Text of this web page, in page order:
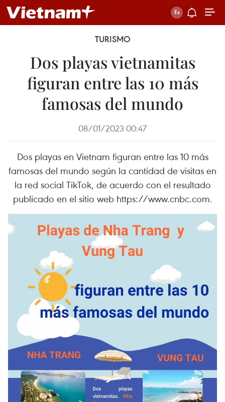
TURISMO
Dos playas vietnamitas
figuran entre las 10 más
famosas del mundo
08/01/2023 00:47
Dos playas en Vietnam figuran entre las 10 más
famosas del mundo según la cantidad de visitas en
la red social TikTok, de acuerdo con el resultado
publicado en el sitio web https://www.cnbc.com.